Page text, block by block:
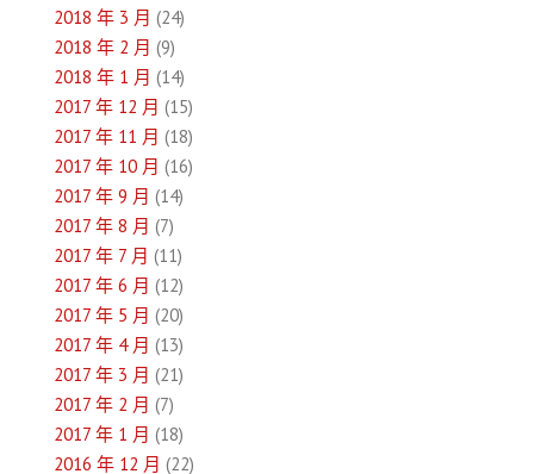
2018 年 3 月 (24)
2018 年 2 月 (9)
2018 年 1 月 (14)
2017 年 12 月 (15)
2017 年 11 月 (18)
2017 年 10 月 (16)
2017 年 9 月 (14)
2017 年 8 月 (7)
2017 年 7 月 (11)
2017 年 6 月 (12)
2017 年 5 月 (20)
2017 年 4 月 (13)
2017 年 3 月 (21)
2017 年 2 月 (7)
2017 年 1 月 (18)
2016 年 12 月 (22)